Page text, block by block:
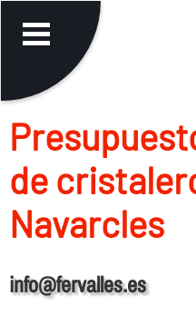
de
Navarcles
info@fervalles.es